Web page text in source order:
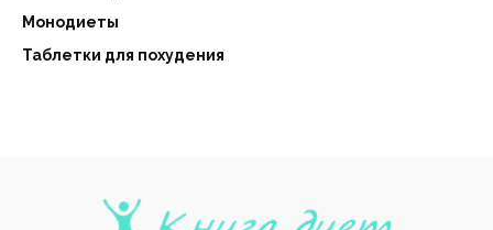
Монодиеты
Таблетки для похудения